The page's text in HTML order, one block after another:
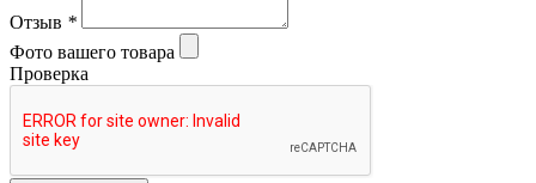
Отзыв *
Фото вашего товара
Проверка